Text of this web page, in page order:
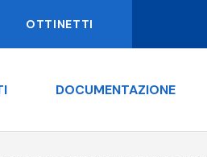
OTTINETTI
DOCUMENTAZIONE